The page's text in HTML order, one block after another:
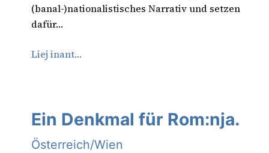
(banal-)nationalistisches Narrativ und setzen
dafür…
Liej inant…
Ein Denkmal für Rom:nja.
Österreich/Wien